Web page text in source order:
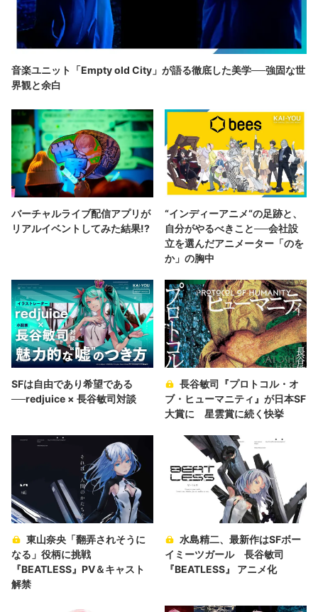
音楽ユニット「Empty old City」が語る徹底した美学──強固な世
界観と余白
バーチャルライブ配信アプリが
リアルイベントしてみた結果!?
“インディーアニメ“の足跡と、
自分がやるべきこと──会社設
立を選んだアニメーター「のを
か」の胸中
SFは自由であり希望である
──redjuice × 長谷敏司対談
長谷敏司『プロトコル・オ
ブ・ヒューマニティ』が日本SF
大賞に 星雲賞に続く快挙
東山奈央「翻弄されそうに
なる」役柄に挑戦
『BEATLESS』PV＆キャスト
解禁
水島精二、最新作はSFボー
イミーツガール 長谷敏司
『BEATLESS』 アニメ化